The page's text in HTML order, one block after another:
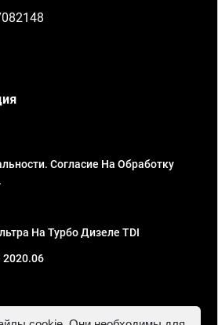
Согласие На Обработку
На Турбо Дизеле TDI
2020.06
ИНН 781302555843,